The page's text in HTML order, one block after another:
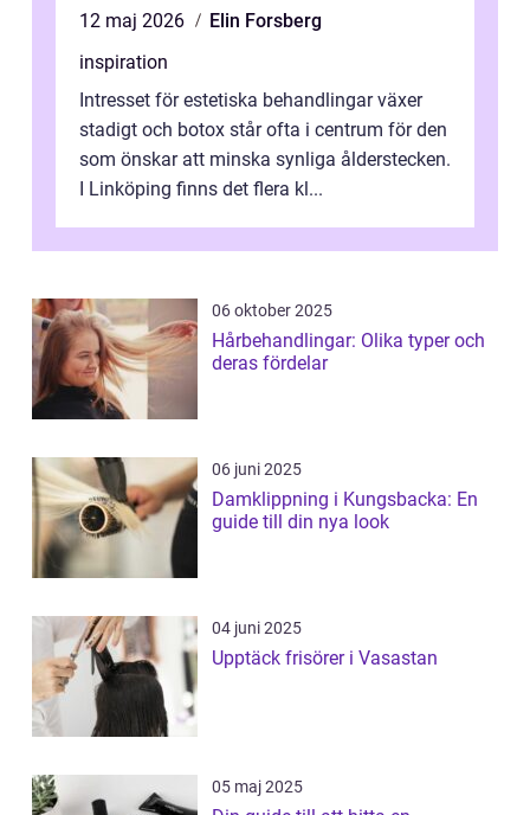
12 maj 2026
Elin Forsberg
inspiration
Intresset för estetiska behandlingar växer
stadigt och botox står ofta i centrum för den
som önskar att minska synliga ålderstecken.
I Linköping finns det flera kl...
06 oktober 2025
Hårbehandlingar: Olika typer och
deras fördelar
06 juni 2025
Damklippning i Kungsbacka: En
guide till din nya look
04 juni 2025
Upptäck frisörer i Vasastan
05 maj 2025